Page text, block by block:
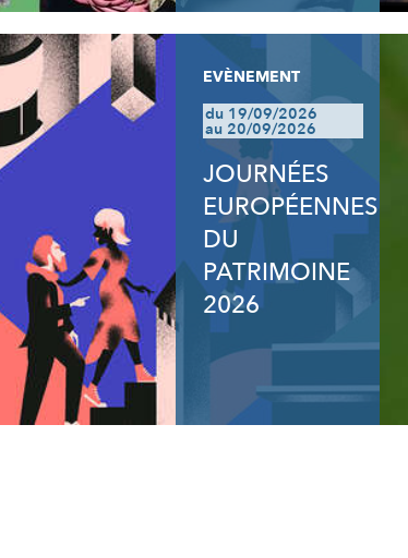
EVÈNEMENT
du 19/09/2026
au 20/09/2026
JOURNÉES
EUROPÉENNES
DU
PATRIMOINE
2026